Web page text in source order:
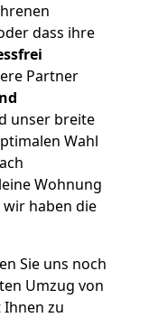
dass ihre
Partner
unser breite
Wahl
Wohnung
haben die
Sie uns noch
Umzug von
zu